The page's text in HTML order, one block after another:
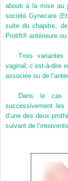
abouti à la mise au
société Gynecare
suite du chapitre,
Prolift® antérieure ou
Trois
vaginal, c’est-à-dire
associée ou de
Dans le cas
successivement
d’une des deux
suivant de